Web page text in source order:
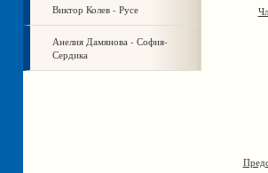
Виктор Колев - Русе
Анелия Дамянова - София-
Сердика